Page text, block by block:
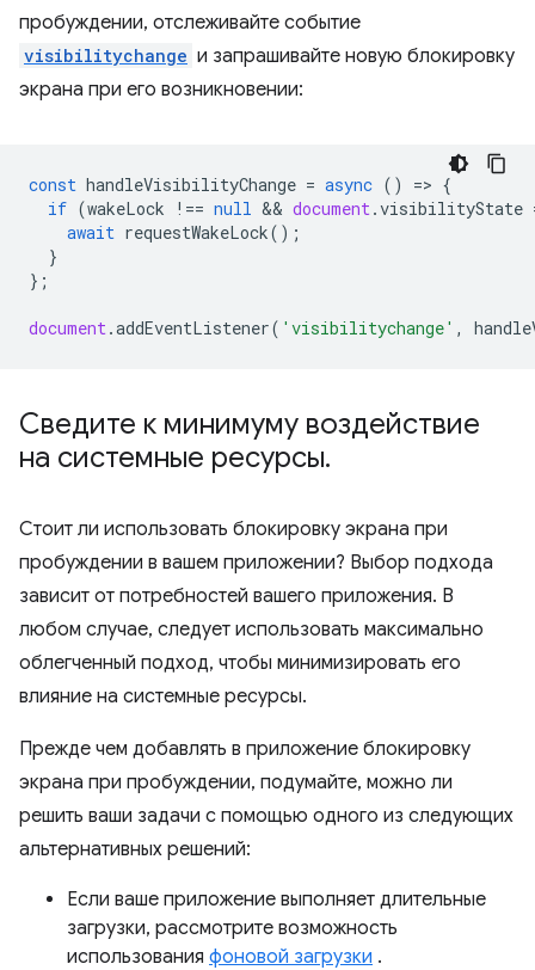
пробуждении, отслеживайте событие
visibilitychange и запрашивайте новую блокировку
экрана при его возникновении:
const handleVisibilityChange = async () => {
if (wakeLock !== null && document.visibilityState
await requestWakeLock();
}
};
document.addEventListener( 'visibilitychange' ,
Сведите к минимуму воздействие
на системные ресурсы.
Стоит ли использовать блокировку экрана при
пробуждении в вашем приложении? Выбор подхода
зависит от потребностей вашего приложения. В
любом случае, следует использовать максимально
облегченный подход, чтобы минимизировать его
влияние на системные ресурсы.
Прежде чем добавлять в приложение блокировку
экрана при пробуждении, подумайте, можно ли
решить ваши задачи с помощью одного из следующих
альтернативных решений:
Если ваше приложение выполняет длительные
загрузки, рассмотрите возможность
использования фоновой загрузки .